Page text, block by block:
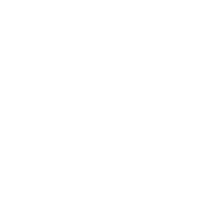
Combatentes Repeliram com Sucesso Ataque Terrorista na